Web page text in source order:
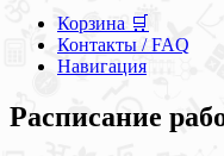
Корзина 🛒
Контакты / FAQ
Навигация
Расписание